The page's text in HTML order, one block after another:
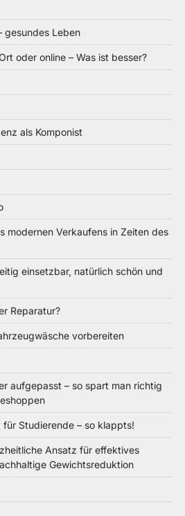
gesundes Leben
oder online – Was ist besser?
als Komponist
modernen Verkaufens in Zeiten des
einsetzbar, natürlich schön und
Reparatur?
vorbereiten
aufgepasst – so spart man richtig
Studierende – so klappts!
Ansatz für effektives
Gewichtsreduktion